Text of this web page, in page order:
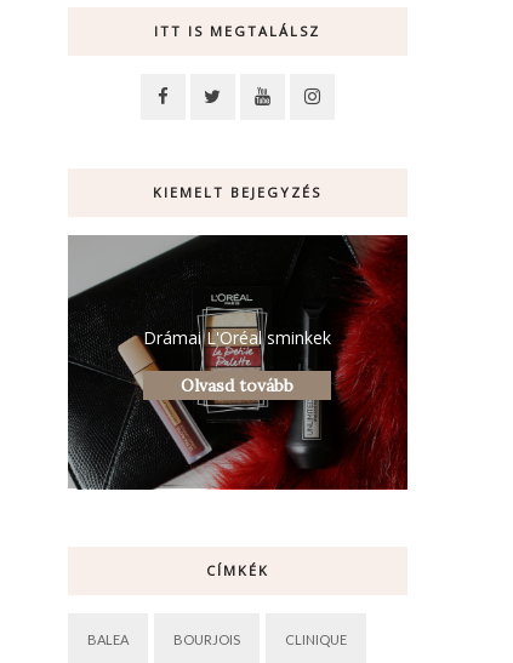
ITT IS MEGTALÁLSZ
KIEMELT BEJEGYZÉS
Drámai L'Oréal sminkek
Olvasd tovább
CÍMKÉK
BALEA BOURJOIS CLINIQUE